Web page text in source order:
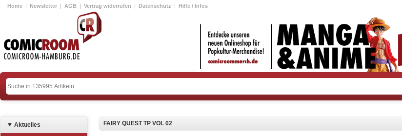
Home | Newsletter | AGB | Vertrag widerrufen | Datenschutz | Hilfe / Infos
Aktuelles FAIRY QUEST TP VOL 02